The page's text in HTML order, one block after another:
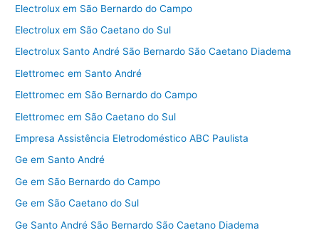
Electrolux em São Bernardo do Campo
Electrolux em São Caetano do Sul
Electrolux Santo André São Bernardo São Caetano Diadema
Elettromec em Santo André
Elettromec em São Bernardo do Campo
Elettromec em São Caetano do Sul
Empresa Assistência Eletrodoméstico ABC Paulista
Ge em Santo André
Ge em São Bernardo do Campo
Ge em São Caetano do Sul
Ge Santo André São Bernardo São Caetano Diadema